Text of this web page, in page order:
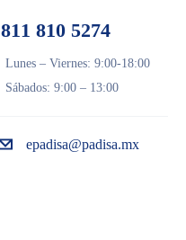
811 810 5274
Lunes – Viernes: 9:00-18:00
Sábados: 9:00 – 13:00
epadisa@padisa.mx